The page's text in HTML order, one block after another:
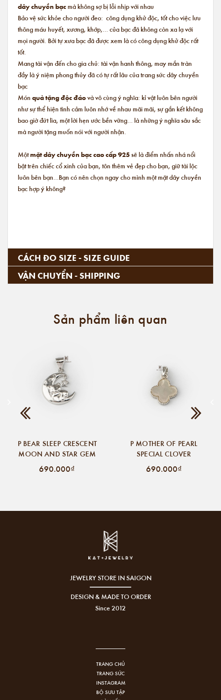
dây chuyền bạcmà không sợ bị lỗi nhịp với nhau
Bảo vệ sức khỏe cho người đeo: công dụng khử độc, tốt cho việc lưu
thông máu huyết, xương, khớp,… của bạc đã không còn xa lạ với
mọi người. Bởi tự xưa bạc đã được xem là có công dụng khử độc rất
tốt.
Mang tài vận đến cho gia chủ: tài vận hanh thông, may mắn tràn
đầy là ý niệm phong thủy đã có tự rất lâu của trang sức dây chuyền
bạc
Món quà tặng độc đáovà vô cùng ý nghĩa: kỉ vật luôn bên người
như sự thể hiện tình cảm luôn nhớ về nhau mãi mãi, sự gắn kết không
bao giờ đứt lìa, một lời hẹn ước bền vững… là những ý nghĩa sâu sắc
mà người tặng muốn nói với người nhận.
Mộtmặt dây chuyền bạc cao cấp 925sẽ là điểm nhấn nhá nổi
bật trên chiếc cổ xinh của bạn, tôn thêm vẻ đẹp cho bạn, giữ tài lộc
luôn bên bạn…Bạn có nên chọn ngay cho mình một mặt dây chuyền
bạc hợp ý không?
CÁCH ĐO SIZE - SIZE GUIDE
VẬN CHUYỂN - SHIPPING
Sản phẩm liên quan
P BEAR SLEEP CRESCENT
MOON AND STAR GEM
690.000₫
P MOTHER OF PEARL
SPECIAL CLOVER
690.000₫
JEWELRY STORE IN SAIGON
DESIGN & MADE TO ORDER
Since 2012
TRANG CHỦ
TRANG SỨC
INSTAGRAM
BỘ SƯU TẬP